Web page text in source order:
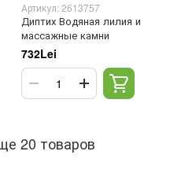
Артикул: 2613757
Диптих Водяная лилия и
массажные камни
732Lei
20 товаров